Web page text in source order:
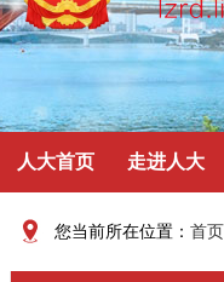
人大首页 走进人大
您当前所在位置： 首页